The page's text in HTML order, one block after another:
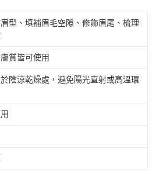
型、填補眉毛空隙、修飾眉尾、梳理
質皆可使用
陰涼乾燥處，避免陽光直射或高溫環